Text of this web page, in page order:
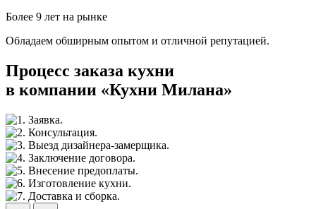
Более 9 лет на рынке
Обладаем обширным опытом и отличной репутацией.
Процесс заказа кухни
в компании «Кухни Милана»